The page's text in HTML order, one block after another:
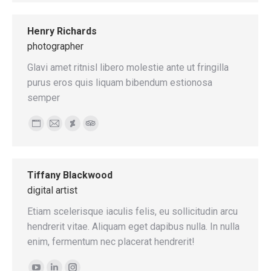
website
Henry Richards
photographer
Glavi amet ritnisl libero molestie ante ut fringilla
purus eros quis liquam bibendum estionosa
semper
Personal
website
E-
DeviantartTripAdvisor
Tiffany Blackwood
digital artist
Etiam scelerisque iaculis felis, eu sollicitudin arcu
hendrerit vitae. Aliquam eget dapibus nulla. In nulla
enim, fermentum nec placerat hendrerit!